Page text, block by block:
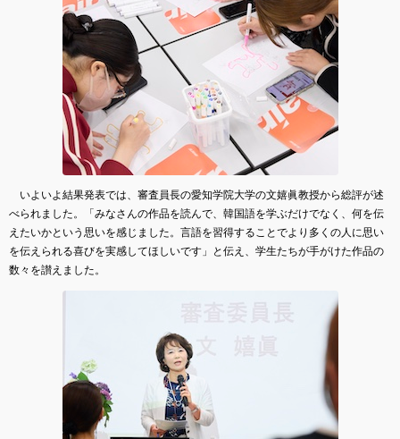
いよいよ結果発表では、審査員長の愛知学院大学の文嬉眞教授から総評が述
べられました。「みなさんの作品を読んで、韓国語を学ぶだけでなく、何を伝
えたいかという思いを感じました。言語を習得することでより多くの人に思い
を伝えられる喜びを実感してほしいです」と伝え、学生たちが手がけた作品の
数々を讃えました。